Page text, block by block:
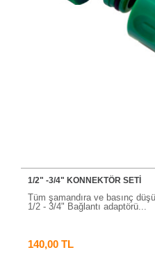
1/2" -3/4" KONNEKTÖR SETİ
Tüm şamandıra ve basınç
1/2 - 3/4" Bağlantı adaptörü...
140,00 TL